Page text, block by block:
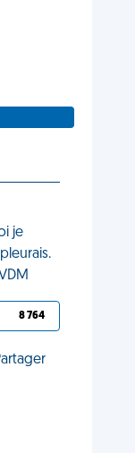
je
8 764